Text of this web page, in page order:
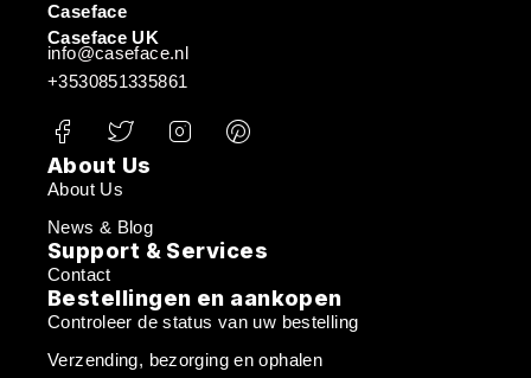
Caseface
Caseface UK
info@caseface.nl
+3530851335861
About Us
About Us
News & Blog
Support & Services
Contact
Bestellingen en aankopen
Controleer de status van uw bestelling
Verzending, bezorging en ophalen